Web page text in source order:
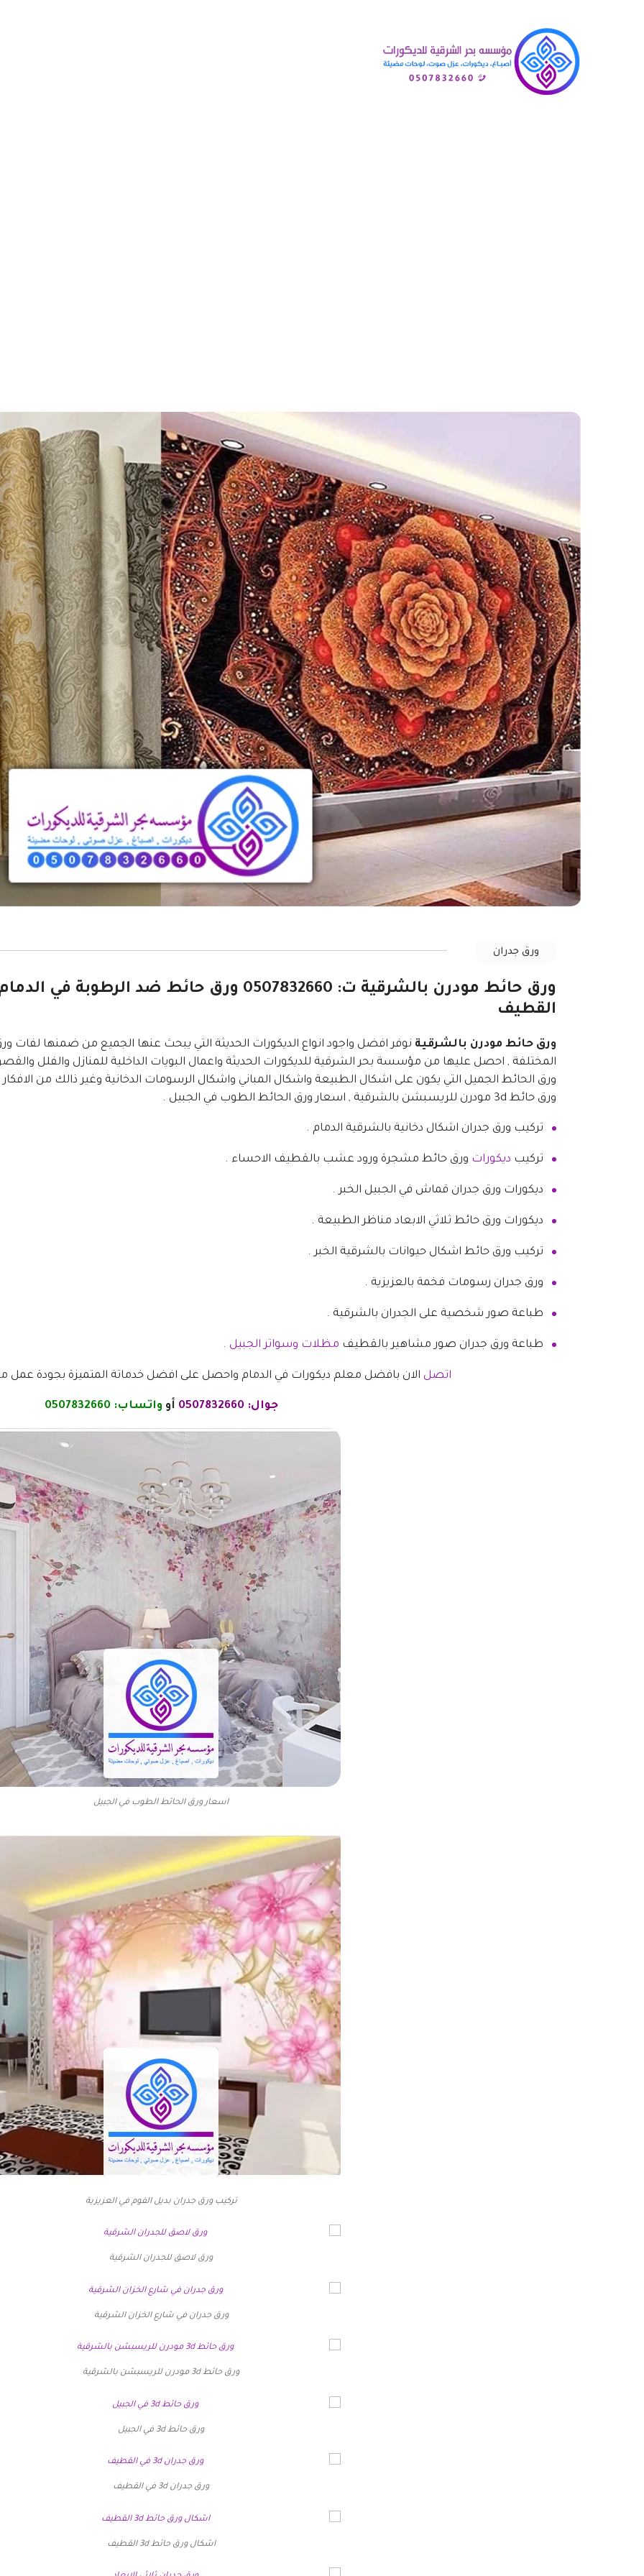
ورق جدران
ورق حائط مودرن بالشرقية ت: 0507832660 ورق حائط
القطيف
ورق حائط مودرن بالشرقية نوفر افضل واجود انواع الديكورات الحديثة التي يبحث عنها الجميع من ضمنها لفات
المختلفة , احصل عليها من مؤسسة بحر الشرقية للديكورات الحديثة واعمال البويات الداخلية للمنازل والفلل
ورق الحائط الجميل التي يكون على اشكال الطبيعة واشكال المباني واشكال الرسومات الدخانية وغير ذالك من
ورق حائط 3d مودرن للريسبشن بالشرقية , اسعار ورق الحائط الطوب في الجبيل .
تركيب ورق جدران اشكال دخانية بالشرقية الدمام .
تركيب ديكورات ورق حائط مشجرة ورود عشب بالقطيف الاحساء .
ديكورات ورق جدران قماش في الجبيل الخبر .
ديكورات ورق حائط ثلاثي الابعاد مناظر الطبيعة .
تركيب ورق حائط اشكال حيوانات بالشرقية الخبر .
ورق جدران رسومات فخمة بالعزيزية .
طباعة صور شخصية على الجدران بالشرقية .
طباعة ورق جدران صور مشاهير بالقطيف مظلات وسواتر الجبيل .
اتصل الان بافضل معلم ديكورات في الدمام واحصل على افضل خدماتة المتميزة بجودة
جوال:0507832660 أو واتساب:0507832660
اسعار ورق الحائط الطوب في الجبيل
تركيب ورق جدران بديل الفوم في العزيزية
ورق لاصق للجدران الشرقية
ورق جدران في شارع الخزان الشرقية
ورق حائط 3d مودرن للريسبشن بالشرقية
ورق حائط 3d في الجبيل
ورق جدران 3d في القطيف
اشكال ورق حائط 3d القطيف